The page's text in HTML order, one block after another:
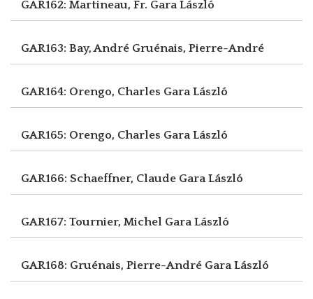
GAR162: Martineau, Fr. Gara László
GAR163: Bay, André Gruénais, Pierre-André
GAR164: Orengo, Charles Gara László
GAR165: Orengo, Charles Gara László
GAR166: Schaeffner, Claude Gara László
GAR167: Tournier, Michel Gara László
GAR168: Gruénais, Pierre-André Gara László